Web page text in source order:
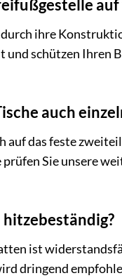
ihre
schützen Ihren
auch
auf das feste
Sie unsere
ist
dringend